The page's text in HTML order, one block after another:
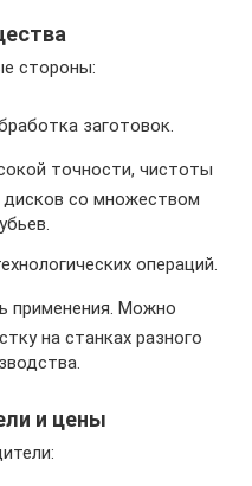
стороны:
заготовок.
точности, чистоты
дисков со множеством
операций.
применения. Можно
на станках разного
и цены